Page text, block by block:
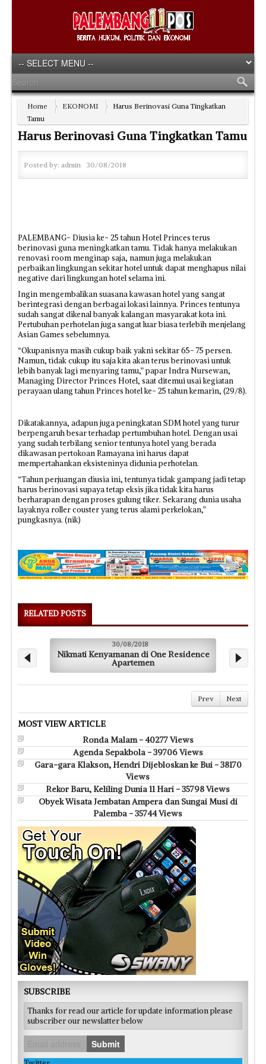
Home EKONOMI
Harus Berinovasi Guna Tingkatkan
Tamu
Harus Berinovasi Guna Tingkatkan Tamu
Posted by: admin 30/08/2018
PALEMBANG- Diusia ke- 25 tahun Hotel Princes terus
berinovasi guna meningkatkan tamu. Tidak hanya melakukan
renovasi room menginap saja, namun juga melakukan
perbaikan lingkungan sekitar hotel untuk dapat menghapus nilai
negative dari lingkungan hotel selama ini.
Ingin mengembalikan suasana kawasan hotel yang sangat
berintegrasi dengan berbagai lokasi lainnya. Princes tentunya
sudah sangat dikenal banyak kalangan masyarakat kota ini.
Pertubuhan perhotelan juga sangat luar biasa terlebih menjelang
Asian Games sebelumnya.
“Okupanisnya masih cukup baik yakni sekitar 65- 75 persen.
Namun, tidak cukup itu saja kita akan terus berinovasi untuk
lebih banyak lagi menyaring tamu,” papar Indra Nursewan,
Managing Director Princes Hotel, saat ditemui usai kegiatan
perayaan ulang tahun Princes hotel ke- 25 tahun kemarin, (29/8).
Dikatakannya, adapun juga peningkatan SDM hotel yang turur
berpengaruh besar terhadap pertumbuhan hotel. Dengan usai
yang sudah terbilang senior tentunya hotel yang berada
dikawasan pertokoan Ramayana ini harus dapat
mempertahankan eksisteninya didunia perhotelan.
“Tahun perjuangan diusia ini, tentunya tidak gampang jadi tetap
harus berinovasi supaya tetap eksis jika tidak kita harus
berharapan dengan proses gulung tiker. Sekarang dunia usaha
layaknya roller couster yang terus alami perkelokan,”
pungkasnya. (nik)
RELATED POSTS
30/08/2018
Nikmati Kenyamanan di One Residence
Apartemen
Prev Next
MOST VIEW ARTICLE
Ronda Malam - 40277 Views
Agenda Sepakbola - 39706 Views
Gara-gara Klakson, Hendri Dijebloskan ke Bui - 38170
Views
Rekor Baru, Keliling Dunia 11 Hari - 35798 Views
Obyek Wisata Jembatan Ampera dan Sungai Musi di
Palemba - 35744 Views
SUBSCRIBE
Thanks for read our article for update information please
subscriber our newslatter below
Submit